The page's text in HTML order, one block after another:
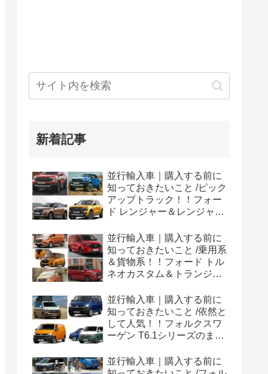
新着記事
並行輸入車｜購入する前に
知っておきたいこと /ピック
アップトラック！！フォー
ド レンジャー＆レンジャー
め！
並行輸入車｜購入する前に
知っておきたいこと /乗用系
＆貨物系！！フォード トル
ネオカスタム＆トランジッ
め！
並行輸入車｜購入する前に
知っておきたいこと /依然と
して人気！！フォルクスワ
ーゲン T6.1シリーズのまと
並行輸入車｜購入する前に